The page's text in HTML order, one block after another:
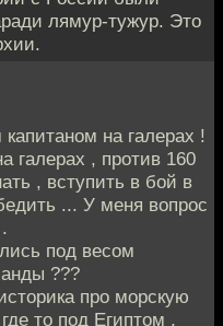
лямур-тужур. Это
на галерах !
галерах , против 160
, вступить в бой в
... У меня вопрос
под весом
???
про морскую
то под Египтом ,